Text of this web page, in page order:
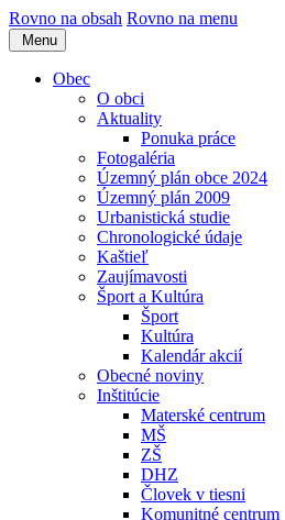
Rovno na obsah Rovno na menu
Menu
Obec
O obci
Aktuality
Ponuka práce
Fotogaléria
Územný plán obce 2024
Územný plán 2009
Urbanistická studie
Chronologické údaje
Kaštieľ
Zaujímavosti
Šport a Kultúra
Šport
Kultúra
Kalendár akcií
Obecné noviny
Inštitúcie
Materské centrum
MŠ
ZŠ
DHZ
Človek v tiesni
Komunitné centrum